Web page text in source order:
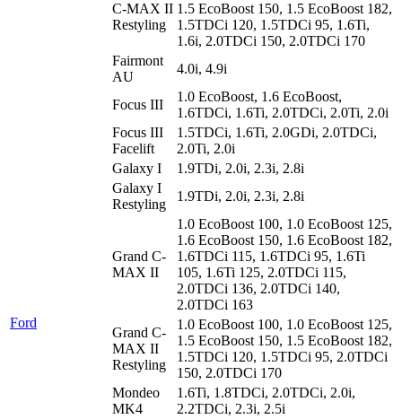
Ford
C-MAX II
Restyling
1.5 EcoBoost 150, 1.5 EcoBoost 182,
1.5TDCi 120, 1.5TDCi 95, 1.6Ti,
1.6i, 2.0TDCi 150, 2.0TDCi 170
Fairmont
AU
4.0i, 4.9i
Focus III
1.0 EcoBoost, 1.6 EcoBoost,
1.6TDCi, 1.6Ti, 2.0TDCi, 2.0Ti, 2.0i
Focus III
Facelift
1.5TDCi, 1.6Ti, 2.0GDi, 2.0TDCi,
2.0Ti, 2.0i
Galaxy I
1.9TDi, 2.0i, 2.3i, 2.8i
Galaxy I
Restyling
1.9TDi, 2.0i, 2.3i, 2.8i
Grand C-
MAX II
1.0 EcoBoost 100, 1.0 EcoBoost 125,
1.6 EcoBoost 150, 1.6 EcoBoost 182,
1.6TDCi 115, 1.6TDCi 95, 1.6Ti
105, 1.6Ti 125, 2.0TDCi 115,
2.0TDCi 136, 2.0TDCi 140,
2.0TDCi 163
Grand C-
MAX II
Restyling
1.0 EcoBoost 100, 1.0 EcoBoost 125,
1.5 EcoBoost 150, 1.5 EcoBoost 182,
1.5TDCi 120, 1.5TDCi 95, 2.0TDCi
150, 2.0TDCi 170
Mondeo
MK4
1.6Ti, 1.8TDCi, 2.0TDCi, 2.0i,
2.2TDCi, 2.3i, 2.5i